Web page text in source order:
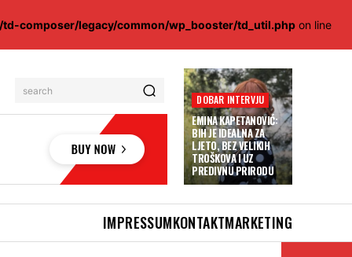
composer/legacy/common/wp_booster/td_util.php on line
search
DOBAR INTERVJU
EMINA KAPETANOVIĆ:
BIH JE IDEALNA ZA
LJETO, BEZ VELIKIH
TROŠKOVA I UZ
PREDIVNU PRIRODU
IMPRESSUMKONTAKTMARKETING